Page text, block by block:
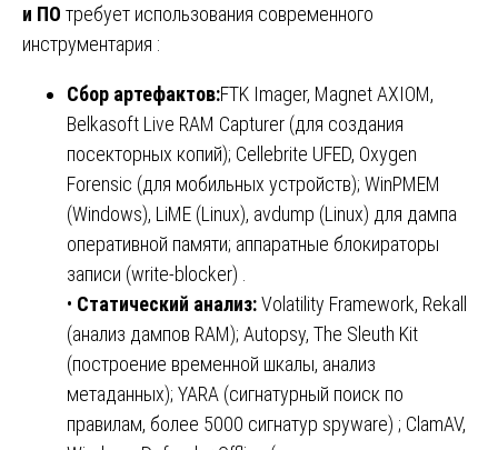
и ПО требует использования современного
инструментария :
Сбор артефактов:FTK Imager, Magnet AXIOM,
Belkasoft Live RAM Capturer (для создания
посекторных копий); Cellebrite UFED, Oxygen
Forensic (для мобильных устройств); WinPMEM
(Windows), LiME (Linux), avdump (Linux) для дампа
оперативной памяти; аппаратные блокираторы
записи (write-blocker) .
• Статический анализ:Volatility Framework, Rekall
(анализ дампов RAM); Autopsy, The Sleuth Kit
(построение временной шкалы, анализ
метаданных); YARA (сигнатурный поиск по
правилам, более 5000 сигнатур spyware) ; ClamAV,